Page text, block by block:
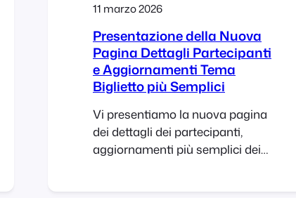
11 marzo 2026
Presentazione della Nuova
Pagina Dettagli Partecipanti
e Aggiornamenti Tema
Biglietto più Semplici
Vi presentiamo la nuova pagina
dei dettagli dei partecipanti,
aggiornamenti più semplici dei